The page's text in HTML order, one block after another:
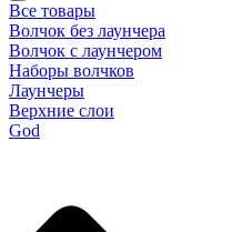
Все товары
Волчок без лаунчера
Волчок с лаунчером
Наборы волчков
Лаунчеры
Верхние слои
God